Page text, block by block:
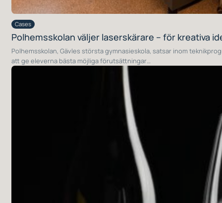
Cases
Polhemsskolan väljer laserskärare – för kreativa
Polhemsskolan, Gävles största gymnasieskola, satsar inom
att ge eleverna bästa möjliga förutsättningar…